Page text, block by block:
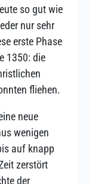
so gut wie
nur sehr
erste Phase
1350: die
fliehen.
neue
wenigen
auf knapp
zerstört
der